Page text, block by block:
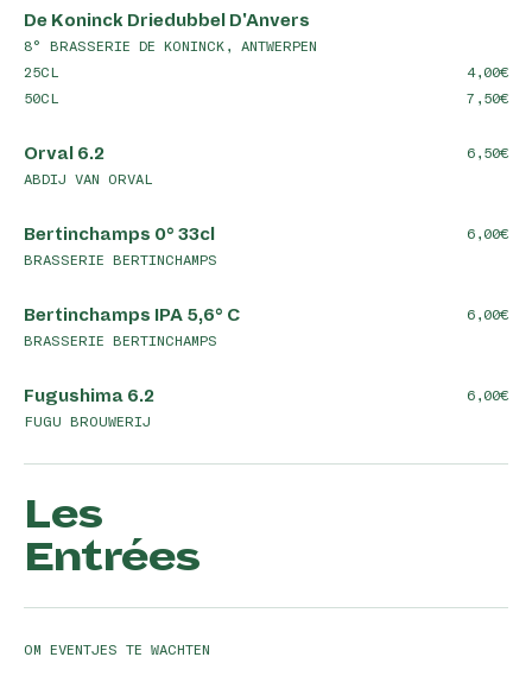
De Koninck Driedubbel D'Anvers
8° BRASSERIE DE KONINCK, ANTWERPEN
25CL
4,00
50CL
7,50
Orval 6.2
ABDIJ VAN ORVAL
6,50
Bertinchamps 0° 33cl
BRASSERIE BERTINCHAMPS
6,00
Bertinchamps IPA 5,6° C
BRASSERIE BERTINCHAMPS
6,00
Fugushima 6.2
FUGU BROUWERIJ
6,00
Les
Entrées
OM EVENTJES TE WACHTEN